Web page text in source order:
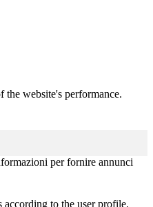
website's performance.
per fornire annunci
to the user profile.